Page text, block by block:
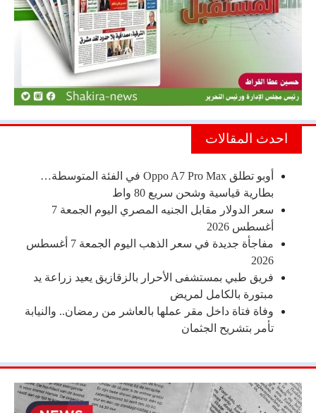
احدث المقالات
أوبو تطلق Oppo A7 Pro Max في الفئة المتوسطة…
بطارية قياسية وشحن سريع 80 واط
سعر الدولار مقابل الجنيه المصري اليوم الجمعة 7
أغسطس 2026
مفاجأة جديدة في سعر الذهب اليوم الجمعة 7 أغسطس
2026
فريق طبي بمستشفى الأحرار بالزقازيق يعيد زراعة يد
مبتورة بالكامل لمريض
وفاة فتاة داخل مقر عملها بالعاشر من رمضان.. والنيابة
تأمر بتشريح الجثمان